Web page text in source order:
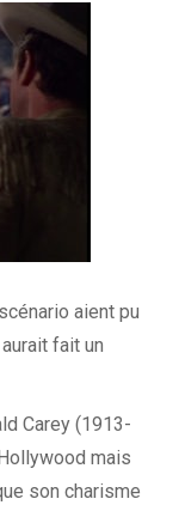
aient pu
fait un
Carey (1913-
mais
son charisme